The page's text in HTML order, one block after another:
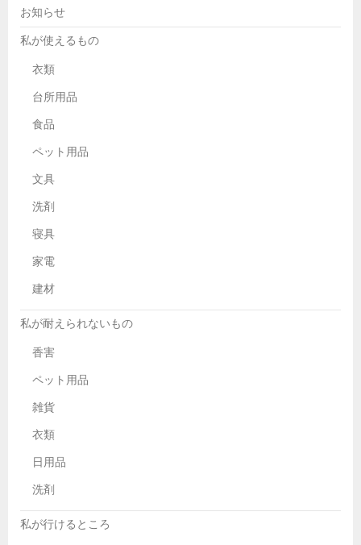
お知らせ
私が使えるもの
衣類
台所用品
食品
ペット用品
文具
洗剤
寝具
家電
建材
私が耐えられないもの
香害
ペット用品
雑貨
衣類
日用品
洗剤
私が行けるところ